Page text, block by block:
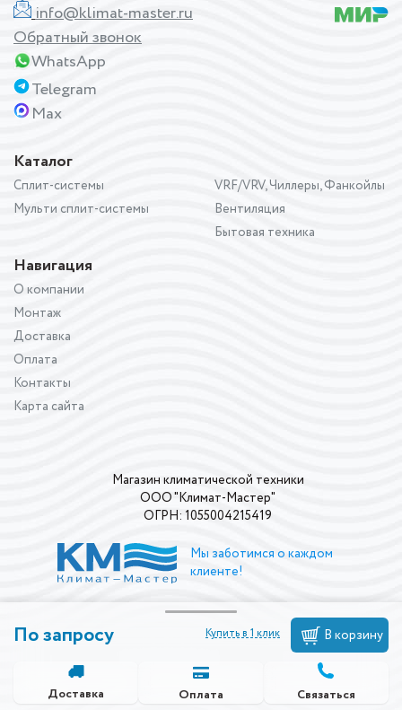
По запросу Купить в 1 клик В корзину
Доставка Оплата Связаться
Каталог
Сплит-системы
Мульти сплит-системы
VRF/VRV, Чиллеры, Фанкойлы
Вентиляция
Бытовая техника
Навигация
О компании
Монтаж
Доставка
Оплата
Контакты
Карта сайта
info@klimat-master.ru
Обратный звонок
WhatsApp
Telegram
Max
Магазин климатической техники
ООО "Климат-Мастер"
ОГРН: 1055004215419
Мы заботимся о каждом
клиенте!